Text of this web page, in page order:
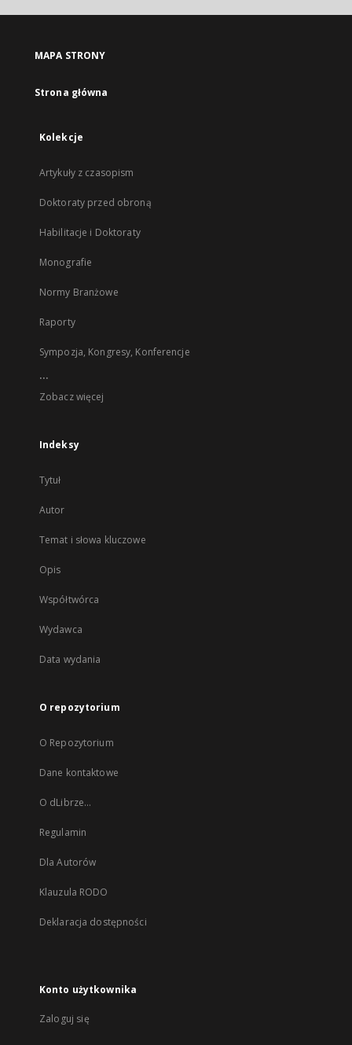
MAPA STRONY
Strona główna
Kolekcje
Artykuły z czasopism
Doktoraty przed obroną
Habilitacje i Doktoraty
Monografie
Normy Branżowe
Raporty
Sympozja, Kongresy, Konferencje
...
Zobacz więcej
Indeksy
Tytuł
Autor
Temat i słowa kluczowe
Opis
Współtwórca
Wydawca
Data wydania
O repozytorium
O Repozytorium
Dane kontaktowe
O dLibrze...
Regulamin
Dla Autorów
Klauzula RODO
Deklaracja dostępności
Konto użytkownika
Zaloguj się